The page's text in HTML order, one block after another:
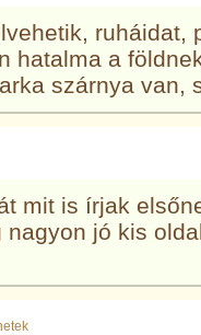
hatalma a
szárnya van,
mit is írjak
nagyon jó kis